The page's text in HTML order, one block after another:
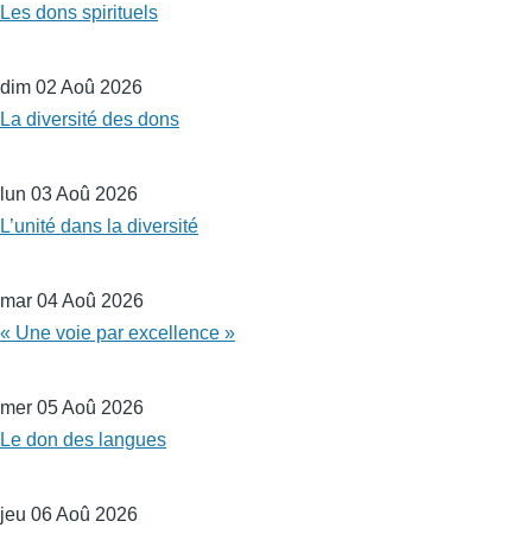
Les dons spirituels
dim 02 Aoû 2026
La diversité des dons
lun 03 Aoû 2026
L’unité dans la diversité
mar 04 Aoû 2026
« Une voie par excellence »
mer 05 Aoû 2026
Le don des langues
jeu 06 Aoû 2026